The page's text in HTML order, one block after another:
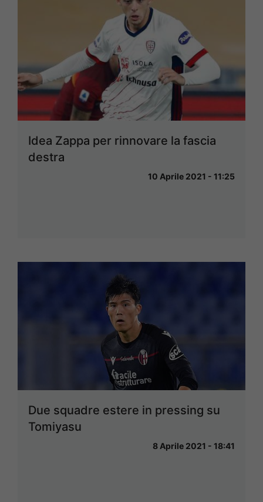
Idea Zappa per rinnovare la fascia
destra
10 Aprile 2021 - 11:25
Due squadre estere in pressing su
Tomiyasu
8 Aprile 2021 - 18:41